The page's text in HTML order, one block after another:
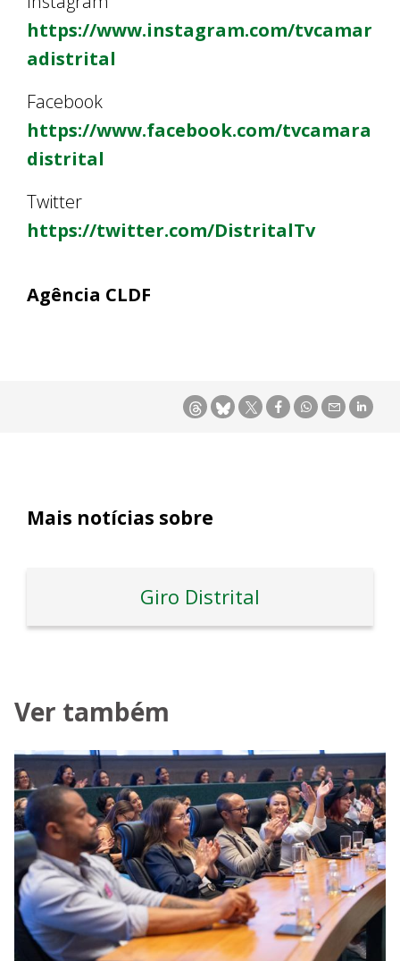
https://www.instagram.com/tvcamar
adistrital
Facebook
https://www.facebook.com/tvcamara
distrital
Twitter
https://twitter.com/DistritalTv
Agência CLDF
Mais notícias sobre
Giro Distrital
Ver também